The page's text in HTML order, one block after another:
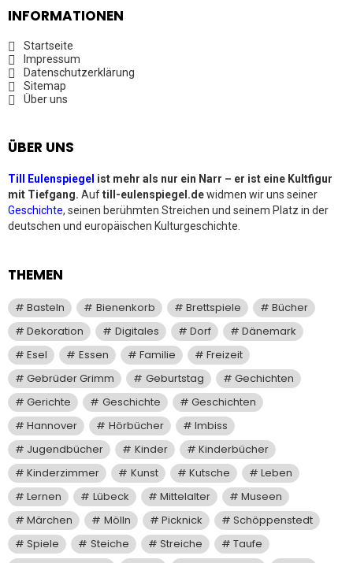
INFORMATIONEN
Startseite
Impressum
Datenschutzerklärung
Sitemap
Über uns
ÜBER UNS
Till Eulenspiegel ist mehr als nur ein Narr – er ist eine Kultfigur
mit Tiefgang. Auftill-eulenspiegel.dewidmen wir uns seiner
Geschichte, seinen berühmten Streichen und seinem Platz in der
deutschen und europäischen Kulturgeschichte.
THEMEN
Basteln Bienenkorb Brettspiele
Bücher
Dekoration
Digitales Dorf
Dänemark
Esel
Essen Familie
Freizeit
Gebrüder Grimm
Geburtstag
Gechichten
Gerichte
Geschichte
Geschichten
Hannover
Hörbücher
Imbiss
Jugendbücher
Kinder
Kinderbücher
Kinderzimmer
Kunst Kutsche
Leben
Lernen
Lübeck Mittelalter
Museen
Märchen
Mölln Picknick
Schöppenstedt
Spiele
Steiche Streiche
Taufe